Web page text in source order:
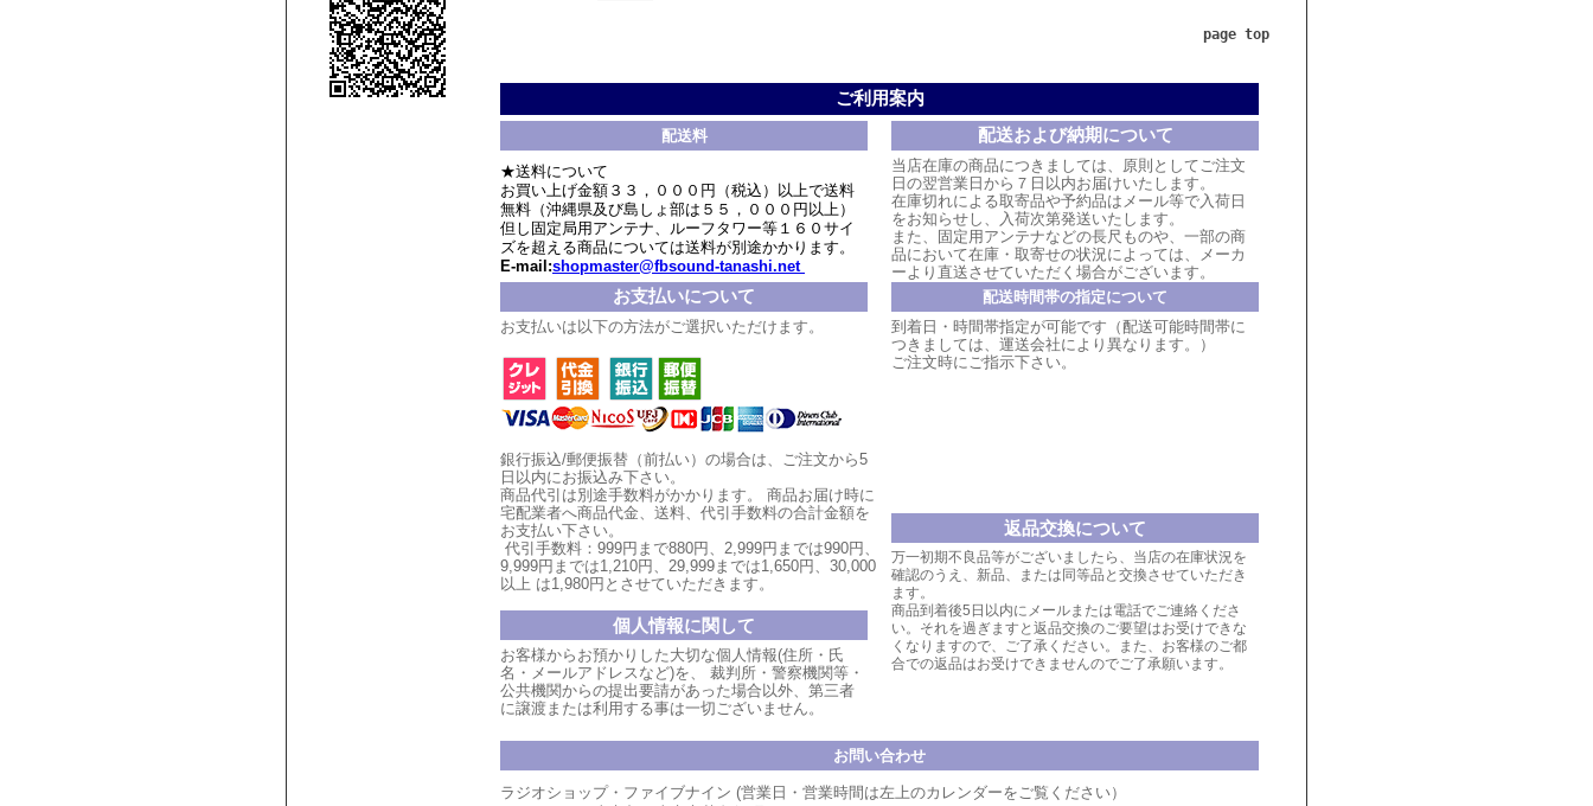
page top
ご利用案内
配送料
★送料について
お買い上げ金額３３，０００円（税込）以上で送料
無料（沖縄県及び島しょ部は５５，０００円以上）
但し固定局用アンテナ、ルーフタワー等１６０サイ
ズを超える商品については送料が別途かかります。
E-mail:shopmaster@fbsound-tanashi.net
配送および納期について
当店在庫の商品につきましては、原則としてご注文
日の翌営業日から７日以内お届けいたします。
在庫切れによる取寄品や予約品はメール等で入荷日
をお知らせし、入荷次第発送いたします。
また、固定用アンテナなどの長尺ものや、一部の商
品において在庫・取寄せの状況によっては、メーカ
ーより直送させていただく場合がございます。
お支払いについて
お支払いは以下の方法がご選択いただけます。
銀行振込/郵便振替（前払い）の場合は、ご注文から5
日以内にお振込み下さい。
商品代引は別途手数料がかかります。
商品お届け時に
宅配業者へ商品代金、送料、代引手数料の合計金額を
お支払い下さい。
代引手数料：999円まで880円、 2,999円ま では990円、
9,999円までは1,210円、 29,999までは1,650円、30,000
以上 は1,980円とさせていただきます。
個人情報に関して
お客様からお預かりした大切な個人情報(住所・氏
名・メールアドレスなど)を、 裁判所・警察機関等・
公共機関からの提出要請があった場合以外、第三者
に譲渡または利用する事は一切ございません。
配送時間帯の指定について
到着日・時間帯指定が可能です（配送可能時間帯に
つきましては、運送会社により異なります。）
ご注文時にご指示下さい。
返品交換について
万一初期不良品等がございましたら、当店の在庫状況を
確認のうえ、新品、または同等品と交換させていただき
ます。
商品到着後5日以内にメールまたは電話でご連絡くださ
い。それを過ぎますと返品交換のご要望はお受けできな
くなりますので、ご了承ください。また、お客様のご都
合での返品はお受けできませんのでご了承願います。
お問い合わせ
ラジオショップ・ファイブナイン (営業日・営業時間は左上のカレンダーをご覧ください）